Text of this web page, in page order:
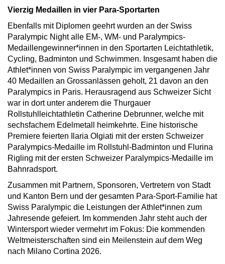
Vierzig Medaillen in vier Para-Sportarten
Ebenfalls mit Diplomen geehrt wurden an der Swiss
Paralympic Night alle EM-, WM- und Paralympics-
Medaillengewinner*innen in den Sportarten Leichtathletik,
Cycling, Badminton und Schwimmen. Insgesamt haben die
Athlet*innen von Swiss Paralympic im vergangenen Jahr
40 Medaillen an Grossanlässen geholt, 21 davon an den
Paralympics in Paris. Herausragend aus Schweizer Sicht
war in dort unter anderem die Thurgauer
Rollstuhlleichtathletin Catherine Debrunner, welche mit
sechsfachem Edelmetall heimkehrte. Eine historische
Premiere feierten Ilaria Olgiati mit der ersten Schweizer
Paralympics-Medaille im Rollstuhl-Badminton und Flurina
Rigling mit der ersten Schweizer Paralympics-Medaille im
Bahnradsport.
Zusammen mit Partnern, Sponsoren, Vertretern von Stadt
und Kanton Bern und der gesamten Para-Sport-Familie hat
Swiss Paralympic die Leistungen der Athlet*innen zum
Jahresende gefeiert. Im kommenden Jahr steht auch der
Wintersport wieder vermehrt im Fokus: Die kommenden
Weltmeisterschaften sind ein Meilenstein auf dem Weg
nach Milano Cortina 2026.